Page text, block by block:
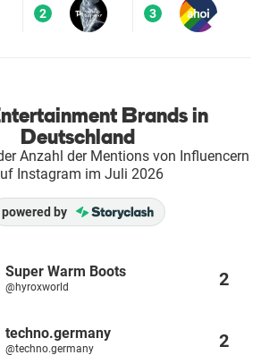
Brands (DTC)
Search
Rankings
2 3
Brands in
Deutschland
Anzahl der Mentions von Influencern
Instagram im Juli 2026
powered by
Super Warm Boots
@hyroxworld 2
techno.germany
@techno.germany 2